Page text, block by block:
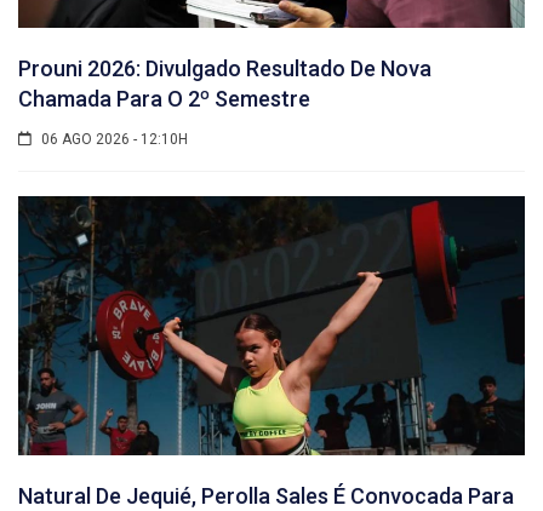
Prouni 2026: Divulgado Resultado De Nova
Chamada Para O 2º Semestre
06 AGO 2026 - 12:10H
Natural De Jequié, Perolla Sales É Convocada Para